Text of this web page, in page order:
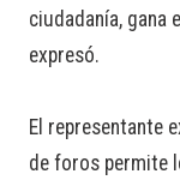
ciudadanía, gana
expresó.
El representante
de foros permite